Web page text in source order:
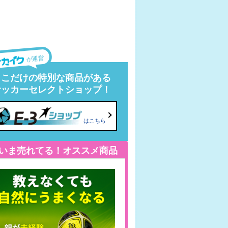
が運営
だけの特別な商品がある
カーセレクトショップ！
はこちら
ま売れてる！オススメ商品